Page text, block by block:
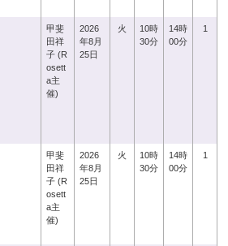
甲斐
田祥
子 (R
osett
a主
催)
2026
年8月
25日
火
10時
30分
14時
00分
1
甲斐
田祥
子 (R
osett
a主
催)
2026
年8月
25日
火
10時
30分
14時
00分
1